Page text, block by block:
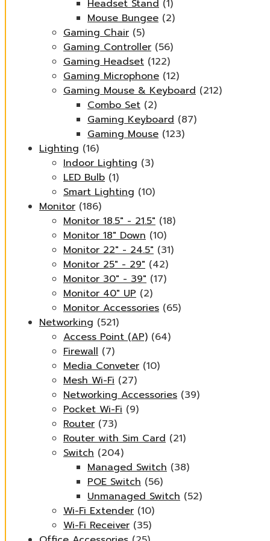
Headset Stand (1)
Mouse Bungee (2)
Gaming Chair (5)
Gaming Controller (56)
Gaming Headset (122)
Gaming Microphone (12)
Gaming Mouse & Keyboard (212)
Combo Set (2)
Gaming Keyboard (87)
Gaming Mouse (123)
Lighting (16)
Indoor Lighting (3)
LED Bulb (1)
Smart Lighting (10)
Monitor (186)
Monitor 18.5" - 21.5" (18)
Monitor 18" Down (10)
Monitor 22" - 24.5" (31)
Monitor 25" - 29" (42)
Monitor 30" - 39" (17)
Monitor 40" UP (2)
Monitor Accessories (65)
Networking (521)
Access Point (AP) (64)
Firewall (7)
Media Conveter (10)
Mesh Wi-Fi (27)
Networking Accessories (39)
Pocket Wi-Fi (9)
Router (73)
Router with Sim Card (21)
Switch (204)
Managed Switch (38)
POE Switch (56)
Unmanaged Switch (52)
Wi-Fi Extender (10)
Wi-Fi Receiver (35)